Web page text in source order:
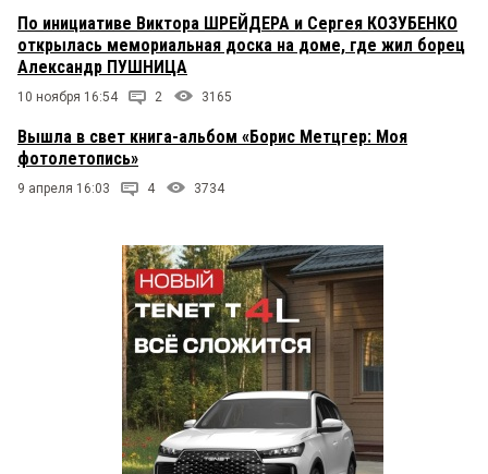
По инициативе Виктора ШРЕЙДЕРА и Сергея КОЗУБЕНКО
открылась мемориальная доска на доме, где жил борец
Александр ПУШНИЦА
10 ноября 16:54 2 3165
Вышла в свет книга-альбом «Борис Метцгер: Моя
фотолетопись»
9 апреля 16:03 4 3734